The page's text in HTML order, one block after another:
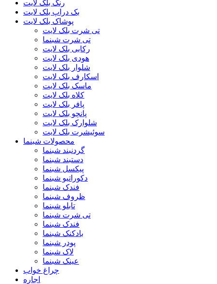
رنگ بلک لایت
بک دراپ بلک لایت
پوشاک بلک لایت
تی شرت بلک لایت
تی شرت شبنما
رکابی بلک لایت
هودی بلک لایت
شلوار بلک لایت
اسکارف بلک لایت
ماسک بلک لایت
کلاه بلک لایت
پافر بلک لایت
پانچو بلک لایت
شلوارک بلک لایت
سوئیشرت بلک لایت
محصولات شبنما
گردنبند شبنما
دستبند شبنما
پیکسل شبنما
دکوراتیو شبنما
فندک شبنما
ظروف شبنما
تابلو شبنما
تی شرت شبنما
فندک شبنما
بادکنک شبنما
پودر شبنما
لاک شبنما
عینک شبنما
چراغ خواب
اجاره